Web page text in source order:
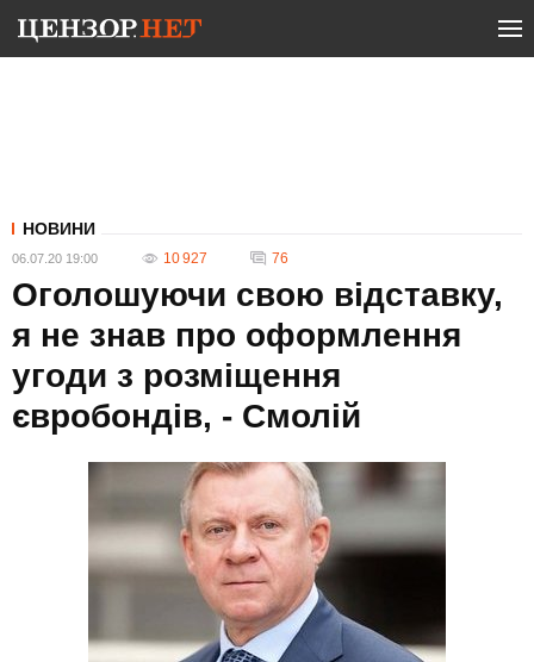
НОВИНИ
06.07.20 19:00 10 927 76
Оголошуючи свою відставку,
я не знав про оформлення
угоди з розміщення
євробондів, - Смолій